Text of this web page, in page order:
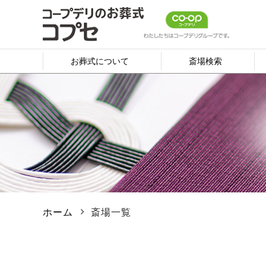
お葬式について 斎場検索
ホーム 斎場一覧